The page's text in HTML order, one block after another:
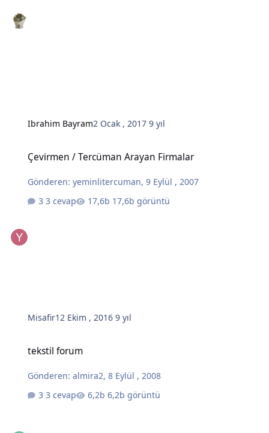
Ibrahim Bayram2 Ocak , 20179 yıl
Çevirmen / Tercüman Arayan Firmalar
Gönderen:yeminlitercuman,9 Eylül , 2007
3 cevap
17,6b görüntü
Misafir12 Ekim , 20169 yıl
tekstil forum
Gönderen:almira2,8 Eylül , 2008
3 cevap
6,2b görüntü